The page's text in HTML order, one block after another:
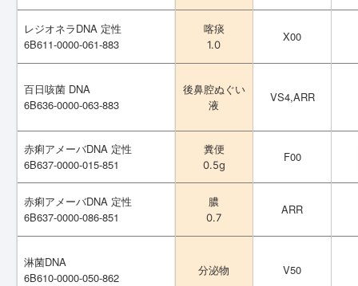
レジオネラDNA 定性
6B611-0000-061-883
喀痰
1.0
X00
百日咳菌 DNA
6B636-0000-063-883
後鼻腔ぬぐい
液
VS4,ARR
赤痢アメーバDNA 定性
6B637-0000-015-851
糞便
0.5g
F00
赤痢アメーバDNA 定性
6B637-0000-086-851
膿
0.7
ARR
淋菌DNA
6B610-0000-050-862
分泌物 V50
レジオネラDNA 定性
6B611-0000-061-883
喀痰
1.0
X00
百日咳菌 DNA
6B636-0000-063-883
後鼻腔ぬぐい
液
VS4,ARR
赤痢アメーバDNA 定性
6B637-0000-015-851
糞便
0.5g
F00
赤痢アメーバDNA 定性
6B637-0000-086-851
膿
0.7
ARR
淋菌DNA
6B610-0000-050-862
分泌物 V50